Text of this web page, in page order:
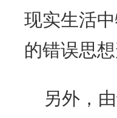
现实生活
的错误思
另外，